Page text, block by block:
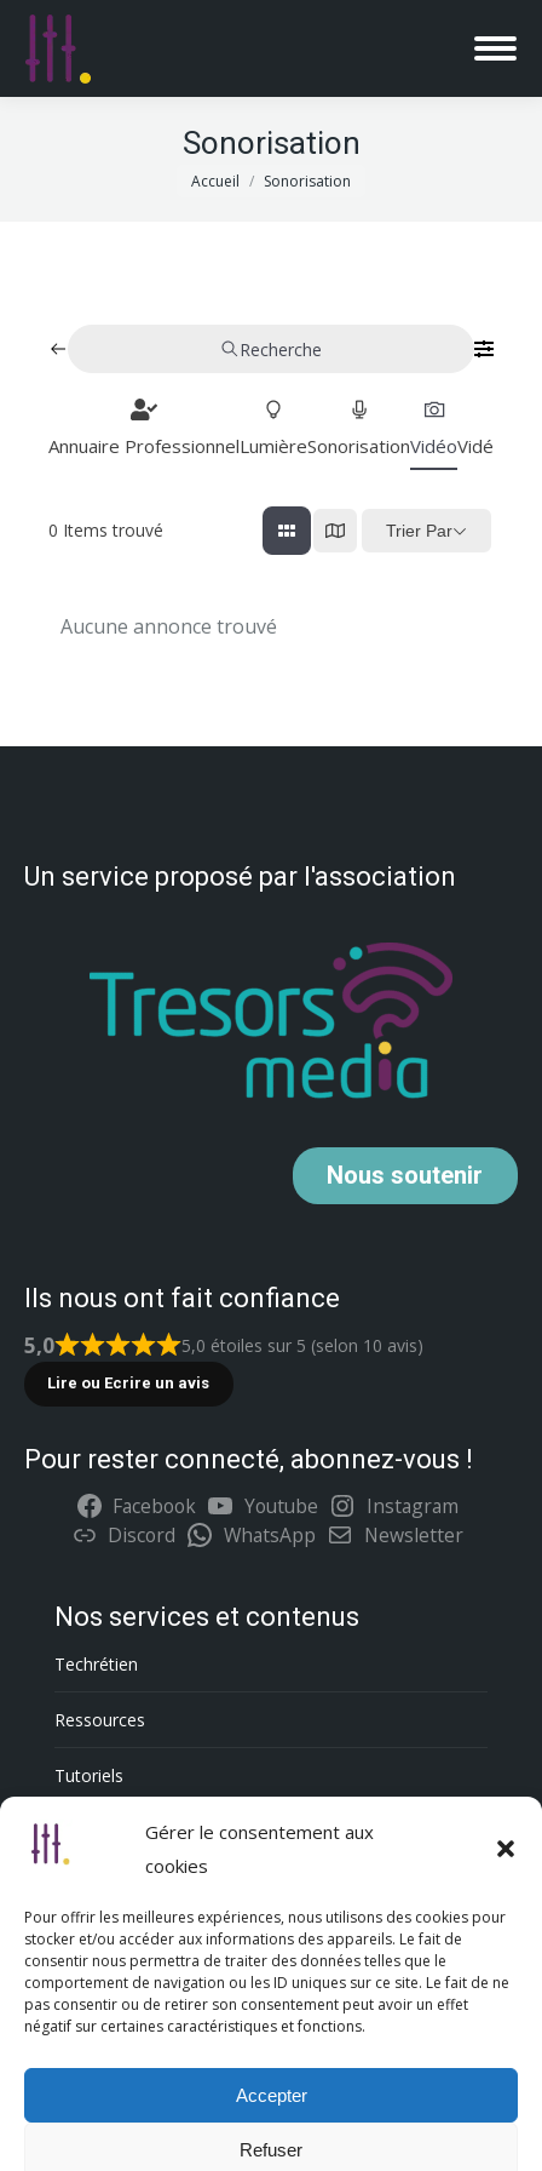
Gérer le consentement aux
cookies
Pour offrir les meilleures expériences, nous utilisons des cookies pour
stocker et/ou accéder aux informations des appareils. Le fait de
consentir nous permettra de traiter des données telles que le
comportement de navigation ou les ID uniques sur ce site. Le fait de ne
pas consentir ou de retirer son consentement peut avoir un effet
négatif sur certaines caractéristiques et fonctions.
Accepter
Refuser
Sonorisation
Vous êtes ici :
Accueil Sonorisation
Recherche
Annuaire ProfessionnelLumièreSonorisationVidéo
0 Items trouvé Trier Par
Aucune annonce trouvé
Un service proposé par l'association
Noussoutenir
Ils nous ont fait confiance
5,0 5,0 étoiles sur 5 (selon 10 avis)
Lire ou Ecrire un avis
Pour rester connecté, abonnez-vous !
Facebook Youtube
Instagram
Discord
WhatsApp Newsletter
Nos services et contenus
Techrétien
Ressources
Tutoriels
Annuaire Professionnel
Nous découvrir
Qui sommes-nous
L’association Trésorsmédia
Politique de cookies (UE)